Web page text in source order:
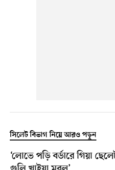
সিলেট বিভাগ নিয়ে আরও পড়ুন
‘লোভে পড়ি বর্ডারে গিয়া